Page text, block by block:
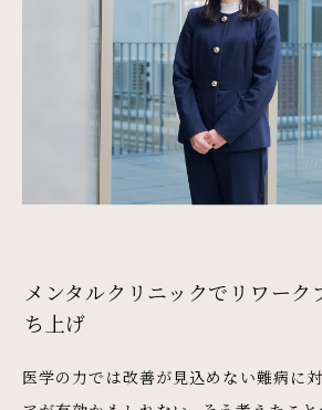
メンタルクリニックでリワーク
ち上げ
医学の力では改善が見込めない難病に